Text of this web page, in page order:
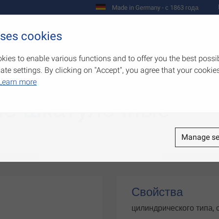
Made in Germany - с 1863 года
Предприятие
шкатулочные
Свойства
цилиндрического
cookies
to enable various functions and to offer you the best
settings. By clicking on "Accept", you agree that your
more
Manage